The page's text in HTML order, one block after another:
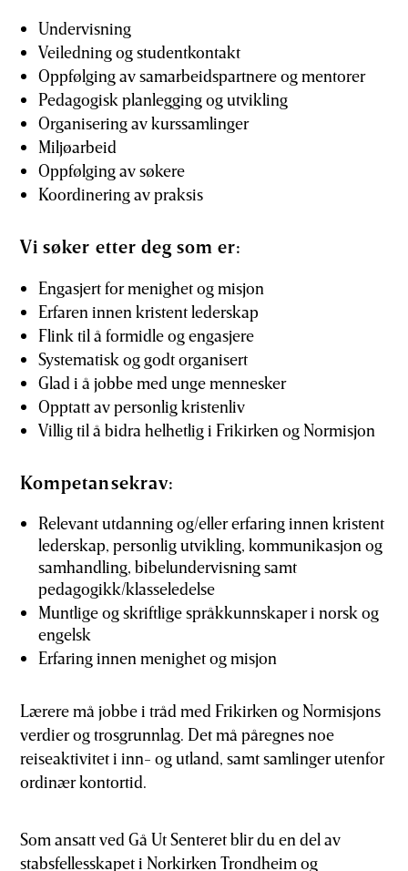
Undervisning
Veiledning og studentkontakt
Oppfølging av samarbeidspartnere og mentorer
Pedagogisk planlegging og utvikling
Organisering av kurssamlinger
Miljøarbeid
Oppfølging av søkere
Koordinering av praksis
Vi søker etter deg som er:
Engasjert for menighet og misjon
Erfaren innen kristent lederskap
Flink til å formidle og engasjere
Systematisk og godt organisert
Glad i å jobbe med unge mennesker
Opptatt av personlig kristenliv
Villig til å bidra helhetlig i Frikirken og Normisjon
Kompetansekrav:
Relevant utdanning og/eller erfaring innen kristent
lederskap, personlig utvikling, kommunikasjon og
samhandling, bibelundervisning samt
pedagogikk/klasseledelse
Muntlige og skriftlige språkkunnskaper i norsk og
engelsk
Erfaring innen menighet og misjon
Lærere må jobbe i tråd med Frikirken og Normisjons
verdier og trosgrunnlag. Det må påregnes noe
reiseaktivitet i inn- og utland, samt samlinger utenfor
ordinær kontortid.
Som ansatt ved Gå Ut Senteret blir du en del av
stabsfellesskapet i Norkirken Trondheim og